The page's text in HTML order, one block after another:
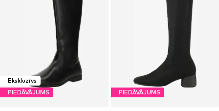
Ekskluzīvs
PIEDĀVĀJUMS
PIEDĀVĀJUMS